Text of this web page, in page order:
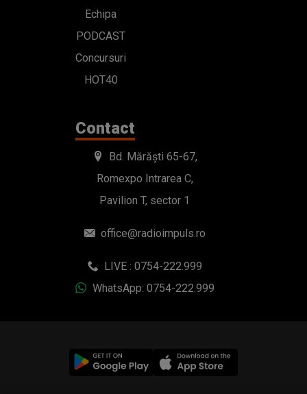
Echipa
PODCAST
Concursuri
HOT40
Contact
Bd. Mărăști 65-67,
Romexpo Intrarea C,
Pavilion T, sector 1
office@radioimpuls.ro
LIVE : 0754-222.999
WhatsApp: 0754-222.999